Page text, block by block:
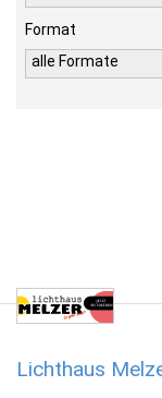
Format
alle Formate
Lichthaus